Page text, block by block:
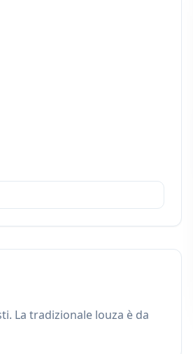
La tradizionale louza è da